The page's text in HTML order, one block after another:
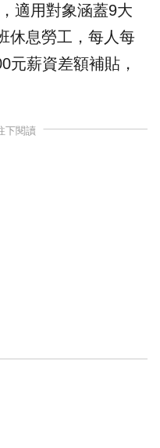
適用對象涵蓋9大
休息勞工，每人每
元薪資差額補貼，
下閱讀